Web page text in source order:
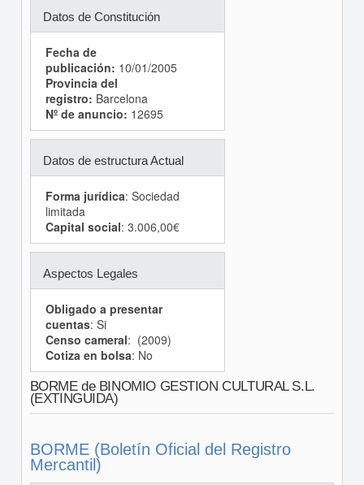
Datos de Constitución
Fecha de
publicación: 10/01/2005
Provincia del
registro: Barcelona
Nº de anuncio: 12695
Datos de estructura Actual
Forma jurídica: Sociedad
limitada
Capital social: 3.006,00€
Aspectos Legales
Obligado a presentar
cuentas: Si
Censo cameral: (2009)
Cotiza en bolsa: No
BORME de BINOMIO GESTION CULTURAL S.L.
(EXTINGUIDA)
BORME (Boletín Oficial del Registro
Mercantil)